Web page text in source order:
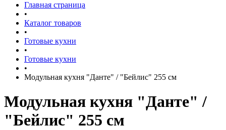
Главная страница
•
Каталог товаров
•
Готовые кухни
•
Готовые кухни
•
Модульная кухня "Данте" / "Бейлис" 255 см
Модульная кухня "Данте" /
"Бейлис" 255 см